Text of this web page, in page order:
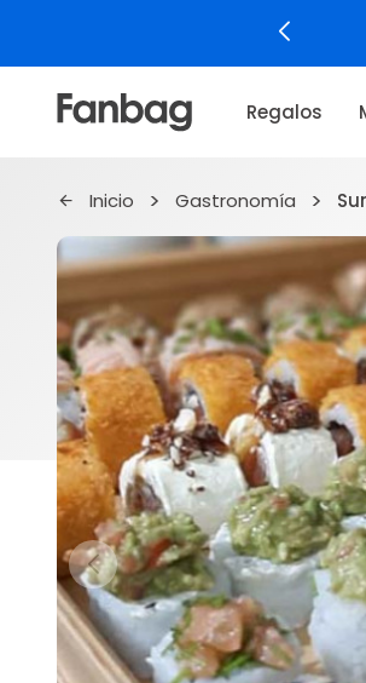
Regalos
Inicio Gastronomía